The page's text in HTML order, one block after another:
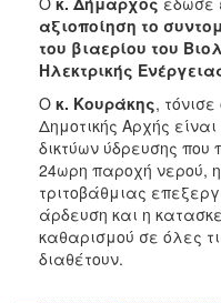
αξιοποίηση το
του βιαερίου του
Ηλεκτρικής
Ο κ. Κουράκης,
Δημοτικής Αρχής
δικτύων ύδρευσης
24ωρη παροχή νερού,
τριτοβάθμιας
άρδευση και η
καθαρισμού σε όλες
διαθέτουν.